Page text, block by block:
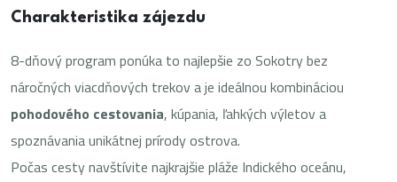
Charakteristika zájezdu
8-dňový program ponúka to najlepšie zo Sokotry bez
náročných viacdňových trekov a je ideálnou kombináciou
pohodového cestovania, kúpania, ľahkých výletov a
spoznávania unikátnej prírody ostrova.
Počas cesty navštívite najkrajšie pláže Indického oceánu,